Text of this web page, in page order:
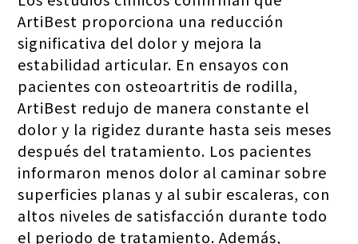
ArtiBest proporciona una reducción
significativa del dolor y mejora la
estabilidad articular. En ensayos con
pacientes con osteoartritis de rodilla,
ArtiBest redujo de manera constante el
dolor y la rigidez durante hasta seis meses
después del tratamiento. Los pacientes
informaron menos dolor al caminar sobre
superficies planas y al subir escaleras, con
altos niveles de satisfacción durante todo
el periodo de tratamiento. Además,